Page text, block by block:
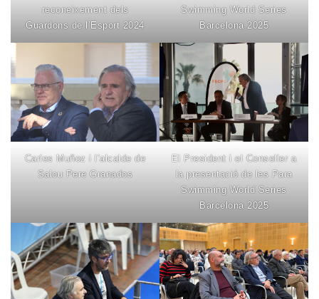
reconeixement dels
Guardons de l’Esport 2024
Swimming World Series
Barcelona 2025
Carles Muñoz i l’alcalde de
Salou Pere Granados
El President i el Conseller a
la presentació de les Para
Swimming World Series
Barcelona 2025